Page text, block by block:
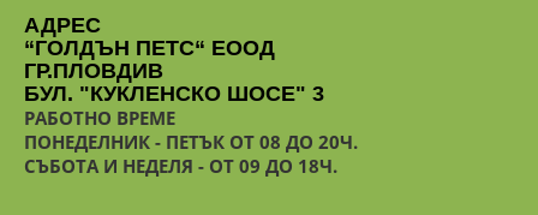
АДРЕС
“ГОЛДЪН ПЕТС“ ЕООД
ГР.ПЛОВДИВ
БУЛ. "КУКЛЕНСКО ШОСЕ" 3
РАБОТНО ВРЕМЕ
ПОНЕДЕЛНИК - ПЕТЪК ОТ 08 ДО 20Ч.
СЪБОТА И НЕДЕЛЯ - ОТ 09 ДО 18Ч.